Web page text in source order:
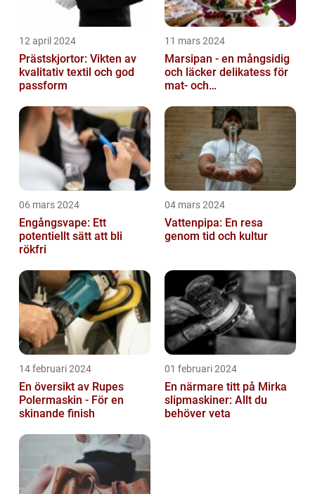
12 april 2024
Prästskjortor: Vikten av
kvalitativ textil och god
passform
11 mars 2024
Marsipan - en mångsidig
och läcker delikatess för
mat- och
06 mars 2024
Engångsvape: Ett
potentiellt sätt att bli
rökfri
04 mars 2024
Vattenpipa: En resa
genom tid och kultur
14 februari 2024
En översikt av Rupes
Polermaskin - För en
skinande finish
01 februari 2024
En närmare titt på Mirka
slipmaskiner: Allt du
behöver veta